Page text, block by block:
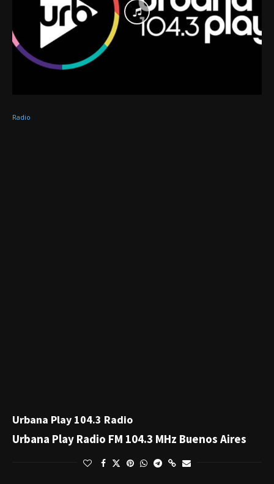
Radio
Urbana Play 104.3 Radio
Urbana Play Radio FM 104.3 MHz Buenos Aires